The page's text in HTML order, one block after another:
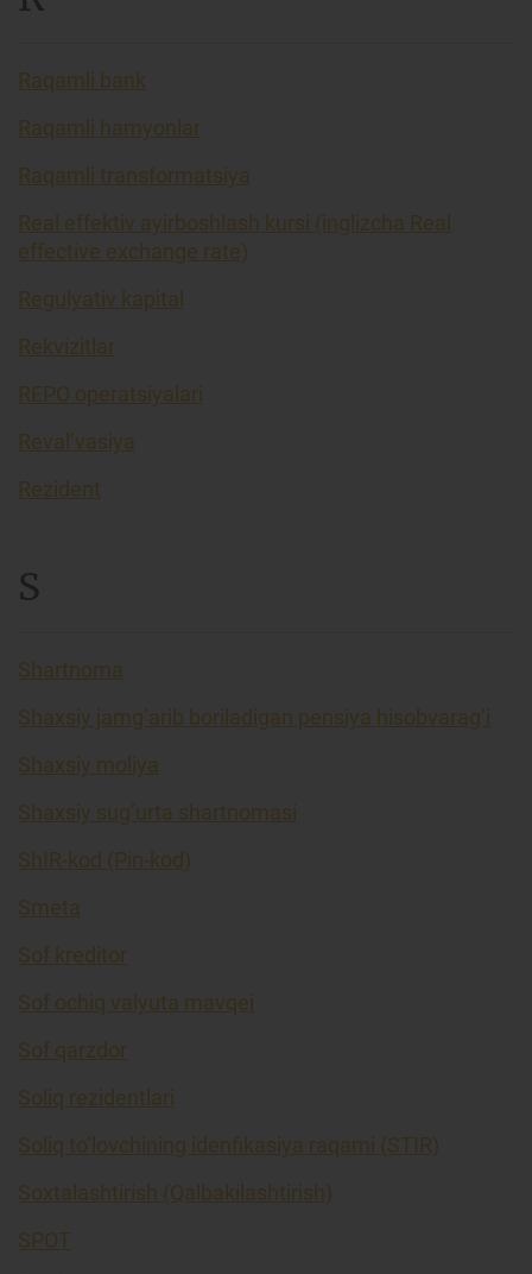
Raqamli bank
Raqamli hamyonlar
Raqamli transformatsiya
Real effektiv ayirboshlash kursi (inglizcha Real
effective exchange rate)
Regulyativ kapital
Rekvizitlar
REPO operatsiyalari
Reval’vasiya
Rezident
S
Shartnoma
Shaxsiy jamg’arib boriladigan pensiya hisobvarag’i
Shaxsiy moliya
Shaxsiy sug’urta shartnomasi
ShIR-kod (Pin-kod)
Smeta
Sof kreditor
Sof ochiq valyuta mavqei
Sof qarzdor
Soliq rezidentlari
Soliq to’lovchining idenfikasiya raqami (STIR)
Soxtalashtirish (Qalbakilashtirish)
SPOT